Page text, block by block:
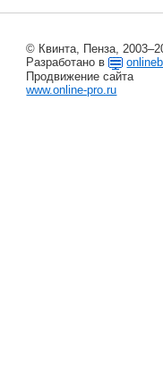
© Квинта, Пенза,
Разработано в
Продвижение сайта
www.online-pro.ru